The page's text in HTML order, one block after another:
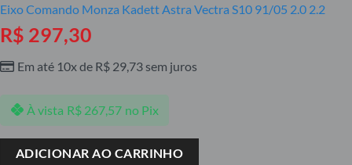
Eixo Comando Monza Kadett Astra Vectra S10 91/05 2.0 2.2
R$ 297,30
Em até 10x de R$ 29,73 sem juros
À vista R$267,57 no Pix
ADICIONAR AO CARRINHO